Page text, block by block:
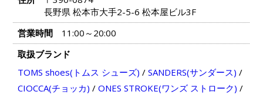
長野県 松本市大手2-5-6 松本屋ビル3F
営業時間
11:00～20:00
取扱ブランド
TOMS shoes(トムス シューズ) / SANDERS(サンダース) /
CIOCCA(チョッカ) / ONES STROKE(ワンズ ストローク) /